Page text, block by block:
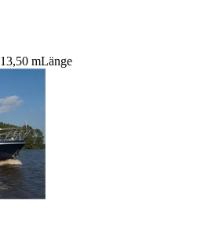
13,50 mLänge